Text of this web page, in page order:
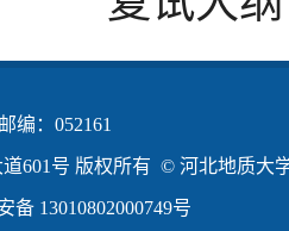
编：052161
601号 版权所有 © 河北地质大
备 13010802000749号